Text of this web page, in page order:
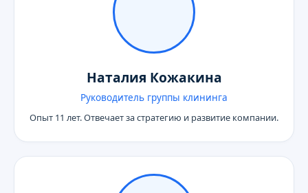
Наталия Кожакина
Руководитель группы клининга
Опыт 11 лет. Отвечает за стратегию и развитие компании.